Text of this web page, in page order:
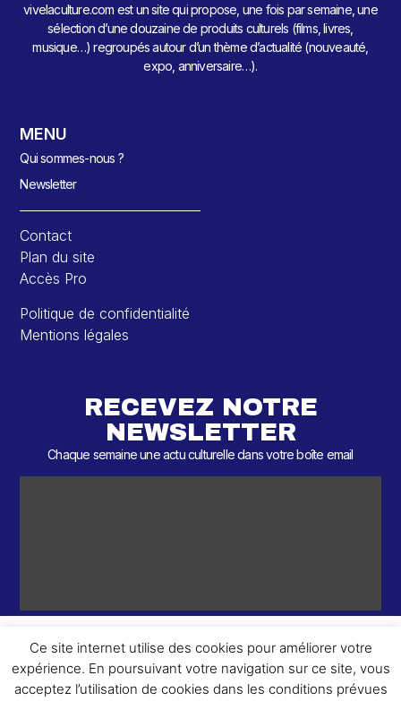
vivelaculture.com est un site qui propose, une fois par semaine, une
sélection d’une douzaine de produits culturels (films, livres,
musique…) regroupés autour d’un thème d’actualité (nouveauté,
expo, anniversaire…).
MENU
Qui sommes-nous ?
Newsletter
Contact
Plan du site
Accès Pro
Politique de confidentialité
Mentions légales
RECEVEZ NOTRE
NEWSLETTER
Chaque semaine une actu culturelle dans votre boîte email
© 2026 – 2 ème Round – Tous droits réservés.
Ce site internet utilise des cookies pour améliorer votre
expérience. En poursuivant votre navigation sur ce site, vous
acceptez l’utilisation de cookies dans les conditions prévues